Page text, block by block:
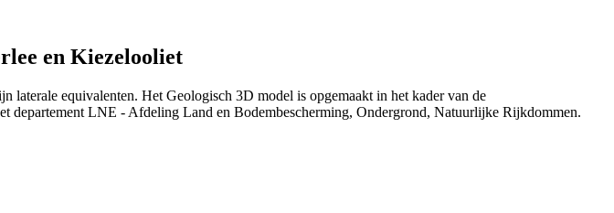
en Kiezelooliet
equivalenten. Het Geologisch 3D model is opgemaakt in het kader van de
LNE - Afdeling Land en Bodembescherming, Ondergrond, Natuurlijke Rijkdommen.